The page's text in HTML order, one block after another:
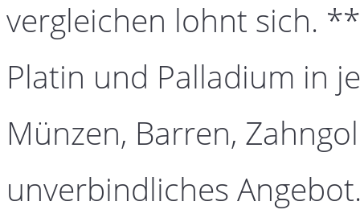
vergleichen lohnt sich.
Platin und Palladium in
Münzen, Barren,
unverbindliches